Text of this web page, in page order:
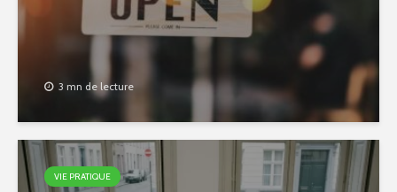
3 mn de lecture
VIE PRATIQUE